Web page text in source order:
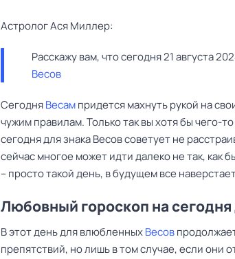
Астролог Ася Миллер:
Весов
СегодняВесампридется махнуть рукой на
чужим правилам. Только так вы хотя бы чего-
сегодня для знака Весов советует не
сейчас многое может идти далеко не так, как
– просто такой день, в будущем все
Любовный гороскоп на сегодня
В этот день для влюбленныхВесов
препятствий, но лишь в том случае, если они